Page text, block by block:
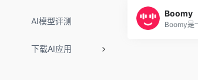
AI模型评测
下载AI应用
Boomy